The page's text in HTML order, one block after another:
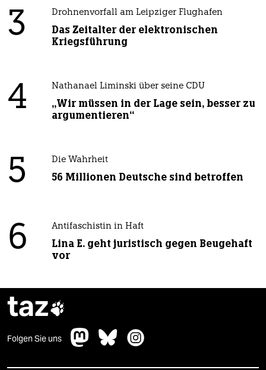
3 Drohnenvorfall am Leipziger Flughafen
Das Zeitalter der elektronischen
Kriegsführung
4 Nathanael Liminski über seine CDU
„Wir müssen in der Lage sein, besser zu
argumentieren“
5 Die Wahrheit
56 Millionen Deutsche sind betroffen
6 Antifaschistin in Haft
Lina E. geht juristisch gegen Beugehaft
vor
taz
Folgen Sie uns